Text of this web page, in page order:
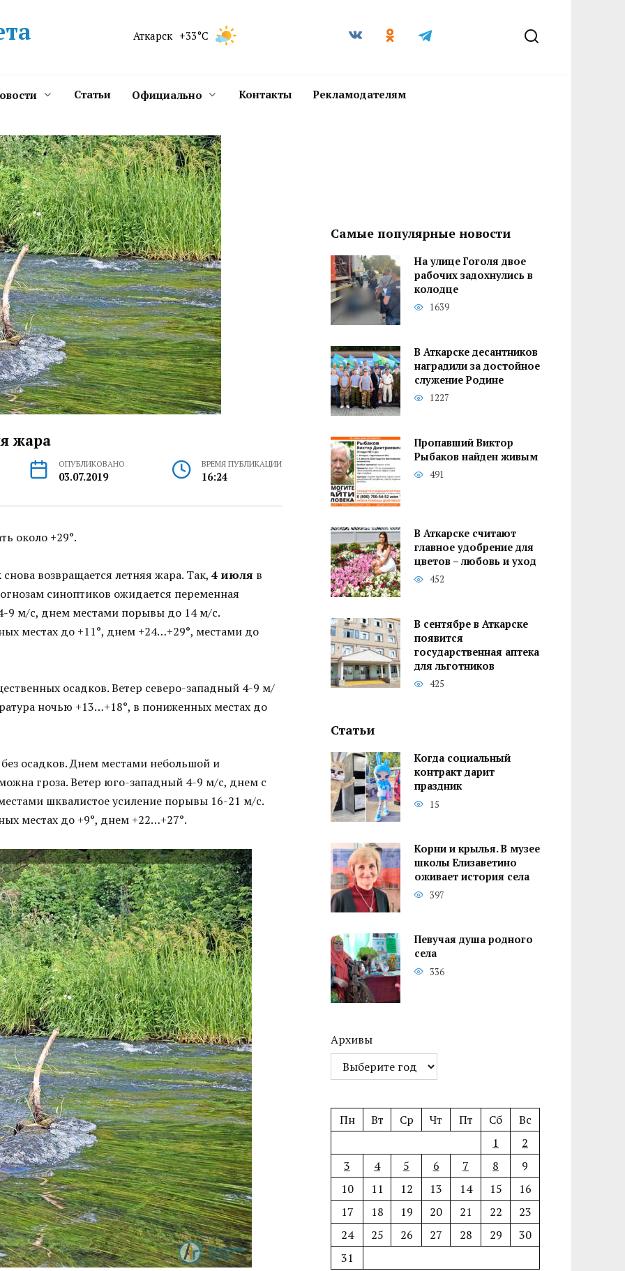
Аткарск +33°C
Статьи Официально Контакты Рекламодателям
жара
ОПУБЛИКОВАНО
03.07.2019
ВРЕМЯ ПУБЛИКАЦИИ
16:24
около +29°.
возвращается летняя жара. Так, 4 июля в
синоптиков ожидается переменная
9 м/с, днем местами порывы до 14 м/с.
местах до +11°, днем +24…+29°, местами до
осадков. Ветер северо-западный 4-9 м/
ночью +13…+18°, в пониженных местах до
осадков. Днем местами небольшой и
гроза. Ветер юго-западный 4-9 м/с, днем с
шквалистое усиление порывы 16-21 м/с.
местах до +9°, днем +22…+27°.
Самые популярные новости
На улице Гоголя двое
рабочих задохнулись в
колодце
1639
В Аткарске десантников
наградили за достойное
служение Родине
1227
Пропавший Виктор
Рыбаков найден живым
491
В Аткарске считают
главное удобрение для
цветов – любовь и уход
452
В сентябре в Аткарске
появится
государственная аптека
для льготников
425
Статьи
Когда социальный
контракт дарит
праздник
15
Корни и крылья. В музее
школы Елизаветино
оживает история села
397
Певучая душа родного
села
336
Архивы
Пн Вт Ср Чт Пт Сб
Вс
1
2
3
4 5 6 7 8
9
10
11 12 13 14 15
16
17
18 19 20 21 22
23
24
25 26 27 28 29
30
31